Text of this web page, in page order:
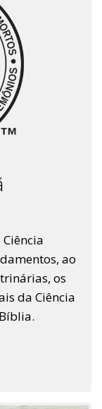
ao
os
da Ciência